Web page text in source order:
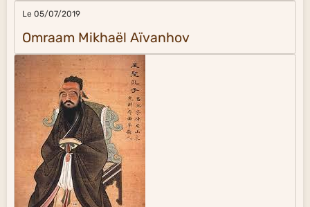
Le 05/07/2019
Omraam Mikhaël Aïvanhov